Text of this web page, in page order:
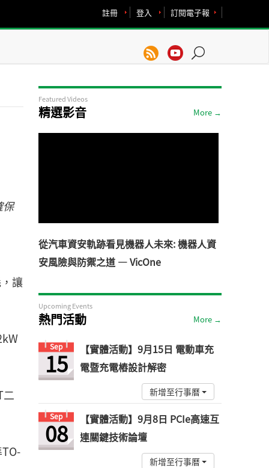
訂閱電子報
登入
註冊
讓
二
Featured Videos
精選影音 More →
從汽車資安軌跡看見機器人未來: 機器人資
安風險與防禦之道 — VicOne
Upcoming Events
熱門活動 More →
Sep
15
【實體活動】9月15日 電動車充
電暨充電樁設計解密
新增至行事曆
Sep
08
【實體活動】9月8日 PCIe高速互
連關鍵技術論壇
新增至行事曆